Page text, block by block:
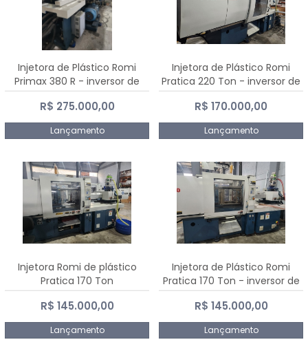
Injetora de Plástico Romi
Primax 380 R - inversor de
frequência NR 12
R$ 275.000,00
Lançamento
Injetora de Plástico Romi
Pratica 220 Ton - inversor de
frequência NR 12
R$ 170.000,00
Lançamento
Injetora Romi de plástico
Pratica 170 Ton
R$ 145.000,00
Lançamento
Injetora de Plástico Romi
Pratica 170 Ton - inversor de
frequência NR 12
R$ 145.000,00
Lançamento